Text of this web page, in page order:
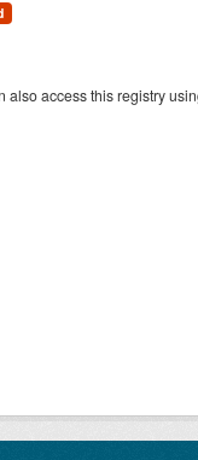
also access this registry